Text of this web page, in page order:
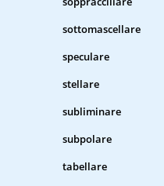
sottomascellare
speculare
stellare
subliminare
subpolare
tabellare